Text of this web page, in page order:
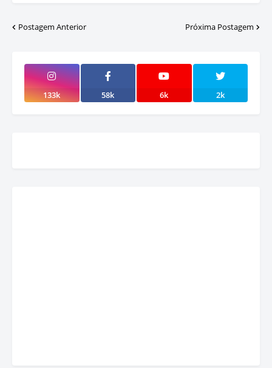
Postagem Anterior Próxima Postagem
133k 58k 6k 2k